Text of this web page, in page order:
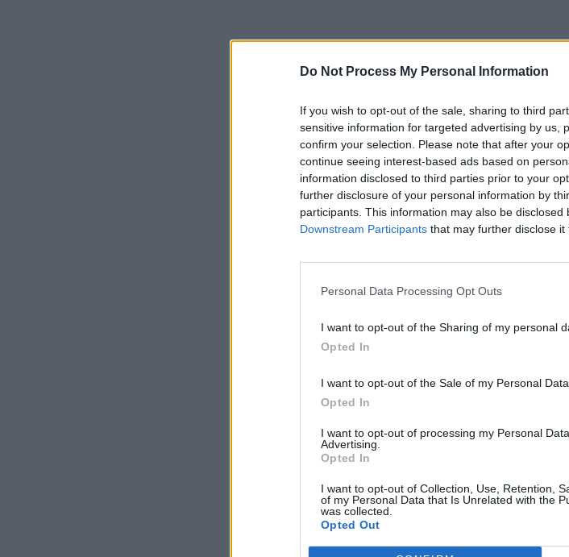
Do Not Process My Personal Information
If you wish to opt-out of the sale, sharing to third
sensitive information for targeted advertising by us,
confirm your selection. Please note that after your
continue seeing interest-based ads based on
information disclosed to third parties prior to your
further disclosure of your personal information by
participants. This information may also be
Downstream Participants that may further disclose it
Personal Data Processing Opt Outs
I want to opt-out of the Sharing of my personal
Opted In
I want to opt-out of the Sale of my Personal Data.
Opted In
I want to opt-out of processing my Personal
Advertising.
Opted In
I want to opt-out of Collection, Use, Retention,
of my Personal Data that Is Unrelated with the
was collected.
Opted Out